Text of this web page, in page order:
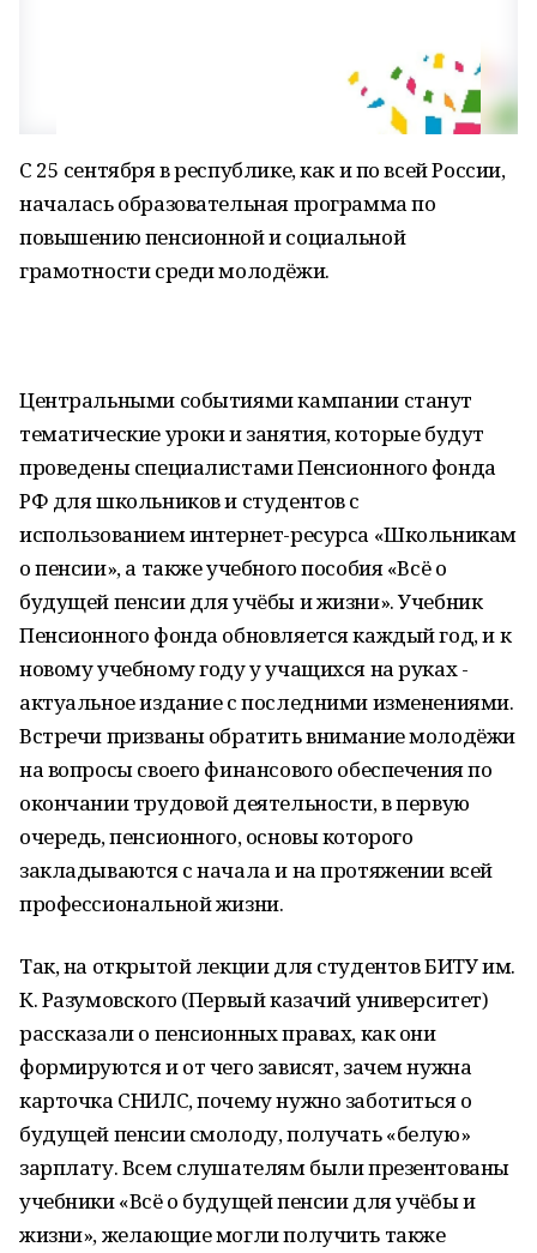
С 25 сентября в республике, как и по всей России,
началась образовательная программа по
повышению пенсионной и социальной
грамотности среди молодёжи.
Центральными событиями кампании станут
тематические уроки и занятия, которые будут
проведены специалистами Пенсионного фонда
РФ для школьников и студентов с
использованием интернет-ресурса «Школьникам
о пенсии», а также учебного пособия «Всё о
будущей пенсии для учёбы и жизни». Учебник
Пенсионного фонда обновляется каждый год, и к
новому учебному году у учащихся на руках -
актуальное издание с последними изменениями.
Встречи призваны обратить внимание молодёжи
на вопросы своего финансового обеспечения по
окончании трудовой деятельности, в первую
очередь, пенсионного, основы которого
закладываются с начала и на протяжении всей
профессиональной жизни.
Так, на открытой лекции для студентов БИТУ им.
К. Разумовского (Первый казачий университет)
рассказали о пенсионных правах, как они
формируются и от чего зависят, зачем нужна
карточка СНИЛС, почему нужно заботиться о
будущей пенсии смолоду, получать «белую»
зарплату. Всем слушателям были презентованы
учебники «Всё о будущей пенсии для учёбы и
жизни», желающие могли получить также